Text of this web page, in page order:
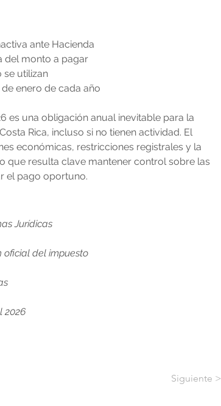
ante Hacienda
del monto a pagar
se utilizan
de enero de cada año
es una obligación anual inevitable para la
Rica, incluso si no tienen actividad. El
económicas, restricciones registrales y la
que resulta clave mantener control sobre las
el pago oportuno.
Jurídicas
oficial del impuesto
2026
Siguiente >